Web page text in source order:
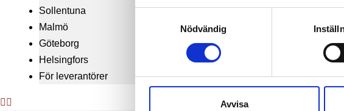
Nödvändig
Avvisa
Sollentuna
Malmö
Göteborg
Helsingfors
För leverantörer